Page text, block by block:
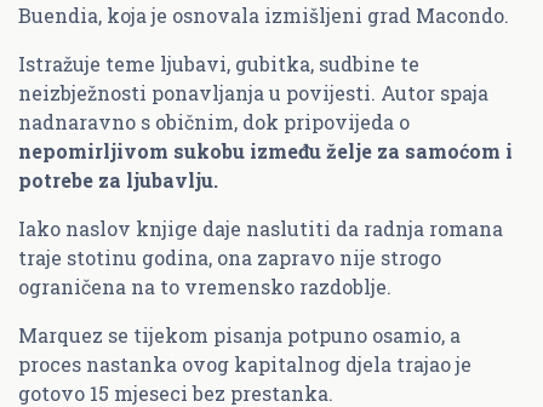
Buendia, koja je osnovala izmišljeni grad Macondo.
Istražuje teme ljubavi, gubitka, sudbine te
neizbježnosti ponavljanja u povijesti. Autor spaja
nadnaravno s običnim, dok pripovijeda o
nepomirljivom sukobu između želje za samoćom i
potrebe za ljubavlju.
Iako naslov knjige daje naslutiti da radnja romana
traje stotinu godina, ona zapravo nije strogo
ograničena na to vremensko razdoblje.
Marquez se tijekom pisanja potpuno osamio, a
proces nastanka ovog kapitalnog djela trajao je
gotovo 15 mjeseci bez prestanka.